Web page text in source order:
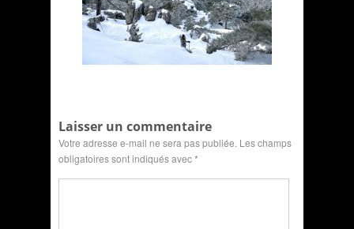
Laisser un commentaire
Votre adresse e-mail ne sera pas publiée. Les champs
obligatoires sont indiqués avec*